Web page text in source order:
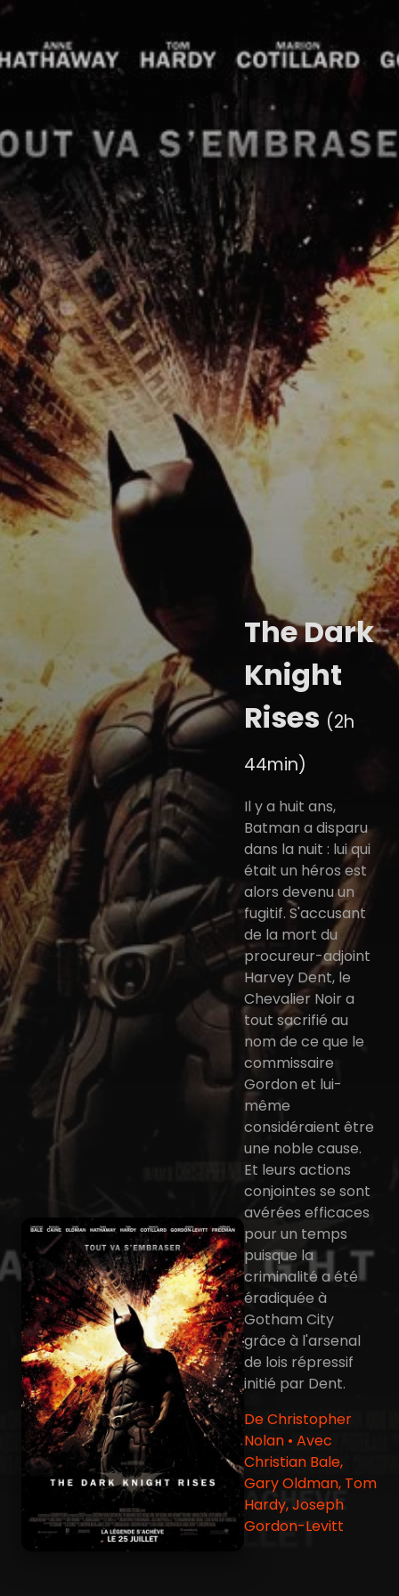
The Dark
Knight
Rises (2h
44min)
Il y a huit ans,
Batman a disparu
dans la nuit : lui qui
était un héros est
alors devenu un
fugitif. S'accusant
de la mort du
procureur-adjoint
Harvey Dent, le
Chevalier Noir a
tout sacrifié au
nom de ce que le
commissaire
Gordon et lui-
même
considéraient être
une noble cause.
Et leurs actions
conjointes se sont
avérées efficaces
pour un temps
puisque la
criminalité a été
éradiquée à
Gotham City
grâce à l'arsenal
de lois répressif
initié par Dent.
De Christopher
Nolan • Avec
Christian Bale,
Gary Oldman, Tom
Hardy, Joseph
Gordon-Levitt